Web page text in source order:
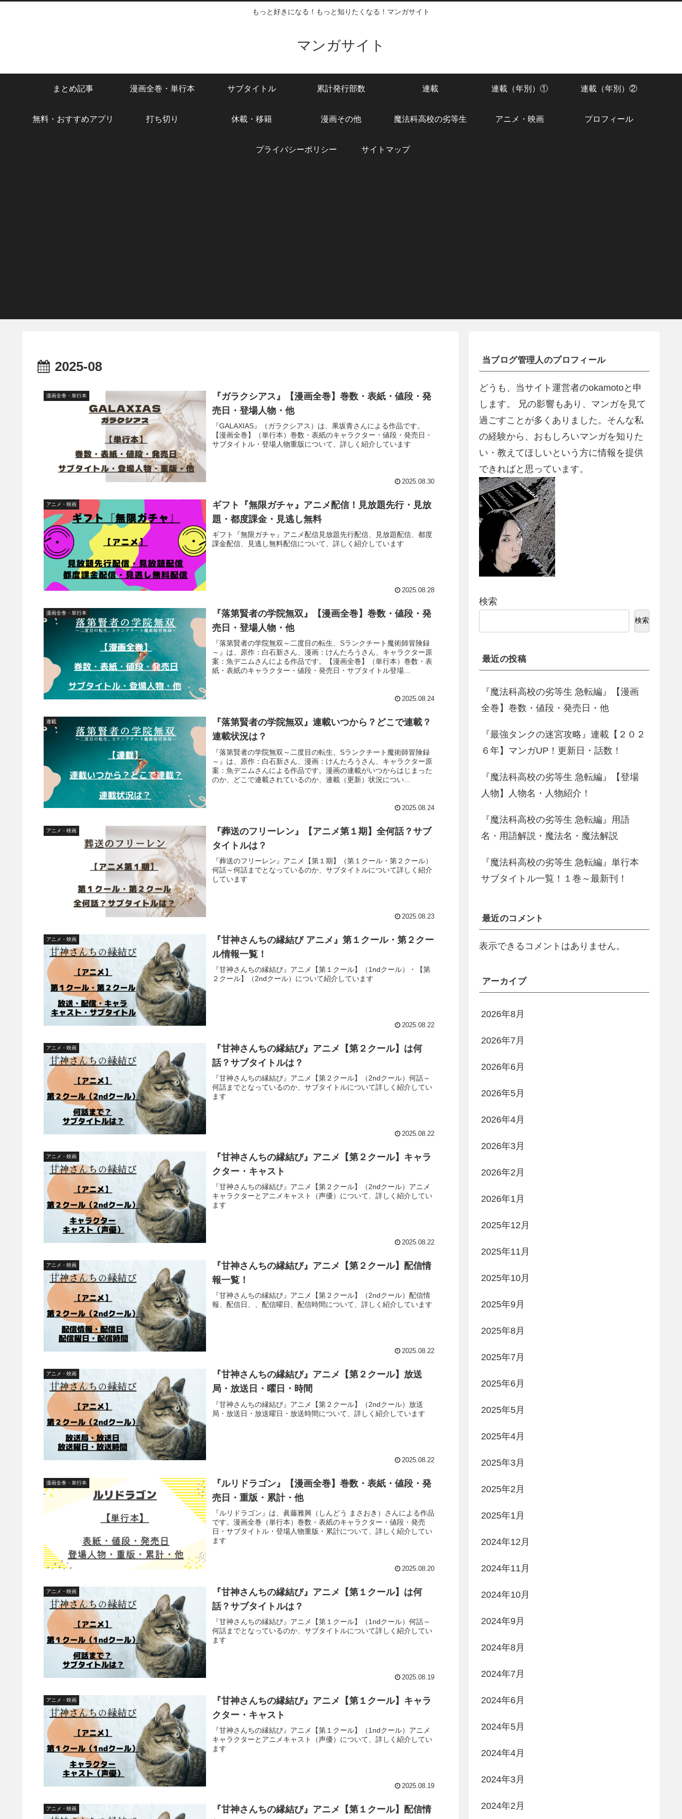
もっと好きになる！もっと知りたくなる！マンガサイト
マンガサイト
まとめ記事 漫画全巻・単行本 サブタイトル 累計発行部数 連載 連載（年別）① 連載（年別）②
無料・おすすめアプリ 打ち切り 休載・移籍 漫画その他 魔法科高校の劣等生 アニメ・映画 プロフィール
プライバシーポリシー サイトマップ
2025-08
漫画全巻・単行本
『ガラクシアス』【漫画全巻】巻数・表紙・値段・発
売日・登場人物・他
『GALAXIAS』（ガラクシアス）は、果坂青さんによる作品です。
【漫画全巻】（単行本）巻数・表紙のキャラクター・値段・発売日・
サブタイトル・登場人物重版について、詳しく紹介しています
2025.08.30
アニメ・映画
ギフト『無限ガチャ』アニメ配信！見放題先行・見放
題・都度課金・見逃し無料
ギフト『無限ガチャ』アニメ配信見放題先行配信、見放題配信、都度
課金配信、見逃し無料配信について、詳しく紹介しています
2025.08.28
漫画全巻・単行本
『落第賢者の学院無双』【漫画全巻】巻数・値段・発
売日・登場人物・他
『落第賢者の学院無双～二度目の転生、Sランクチート魔術師冒険録
～』は、原作：白石新さん、漫画：けんたろうさん、キャラクター原
案：魚デニムさんによる作品です。【漫画全巻】（単行本）巻数・表
紙・表紙のキャラクター・値段・発売日・サブタイトル登場...
2025.08.24
連載
『落第賢者の学院無双』連載いつから？どこで連載？
連載状況は？
『落第賢者の学院無双～二度目の転生、Sランクチート魔術師冒険録
～』は、原作：白石新さん、漫画：けんたろうさん、キャラクター原
案：魚デニムさんによる作品です。漫画の連載がいつからはじまった
のか、どこで連載されているのか、連載（更新）状況につい...
2025.08.24
アニメ・映画
『葬送のフリーレン』【アニメ第１期】全何話？サブ
タイトルは？
『葬送のフリーレン』アニメ【第１期】（第１クール・第２クール）
何話～何話までとなっているのか、サブタイトルについて詳しく紹介
しています
2025.08.23
アニメ・映画
『甘神さんちの縁結び アニメ』第１クール・第２クー
ル情報一覧！
『甘神さんちの縁結び』アニメ【第１クール】（1ndクール）・【第
２クール】（2ndクール）について紹介しています
2025.08.22
アニメ・映画
『甘神さんちの縁結び』アニメ【第２クール】は何
話？サブタイトルは？
『甘神さんちの縁結び』アニメ【第２クール】（2ndクール）何話～
何話までとなっているのか、サブタイトルについて詳しく紹介してい
ます
2025.08.22
アニメ・映画
『甘神さんちの縁結び』アニメ【第２クール】キャラ
クター・キャスト
『甘神さんちの縁結び』アニメ【第２クール】（2ndクール）アニメ
キャラクターとアニメキャスト（声優）について、詳しく紹介してい
ます
2025.08.22
アニメ・映画
『甘神さんちの縁結び』アニメ【第２クール】配信情
報一覧！
『甘神さんちの縁結び』アニメ【第２クール】（2ndクール）配信情
報、配信日、、配信曜日、配信時間について、詳しく紹介しています
2025.08.22
アニメ・映画
『甘神さんちの縁結び』アニメ【第２クール】放送
局・放送日・曜日・時間
『甘神さんちの縁結び』アニメ【第２クール】（2ndクール）放送
局・放送日・放送曜日・放送時間について、詳しく紹介しています
2025.08.22
漫画全巻・単行本
『ルリドラゴン』【漫画全巻】巻数・表紙・値段・発
売日・重版・累計・他
『ルリドラゴン』は、眞藤雅興（しんどう まさおき）さんによる作品
です。漫画全巻（単行本）巻数・表紙のキャラクター・値段・発売
日・サブタイトル・登場人物重版・累計について、詳しく紹介してい
ます
2025.08.20
アニメ・映画
『甘神さんちの縁結び』アニメ【第１クール】は何
話？サブタイトルは？
『甘神さんちの縁結び』アニメ【第１クール】（1ndクール）何話～
何話までとなっているのか、サブタイトルについて詳しく紹介してい
ます
2025.08.19
アニメ・映画
『甘神さんちの縁結び』アニメ【第１クール】キャラ
クター・キャスト
『甘神さんちの縁結び』アニメ【第１クール】（1ndクール）アニメ
キャラクターとアニメキャスト（声優）について、詳しく紹介してい
ます
2025.08.19
アニメ・映画
『甘神さんちの縁結び』アニメ【第１クール】配信情
当ブログ管理人のプロフィール
どうも、当サイト運営者のokamotoと申
します。 兄の影響もあり、マンガを見て
過ごすことが多くありました。そんな私
の経験から、おもしろいマンガを知りた
い・教えてほしいという方に情報を提供
できればと思っています。
検索
検索
最近の投稿
『魔法科高校の劣等生 急転編』【漫画
全巻】巻数・値段・発売日・他
『最強タンクの迷宮攻略』連載【２０２
６年】マンガUP！更新日・話数！
『魔法科高校の劣等生 急転編』【登場
人物】人物名・人物紹介！
『魔法科高校の劣等生 急転編』用語
名・用語解説・魔法名・魔法解説
『魔法科高校の劣等生 急転編』単行本
サブタイトル一覧！１巻～最新刊！
最近のコメント
表示できるコメントはありません。
アーカイブ
2026年8月
2026年7月
2026年6月
2026年5月
2026年4月
2026年3月
2026年2月
2026年1月
2025年12月
2025年11月
2025年10月
2025年9月
2025年8月
2025年7月
2025年6月
2025年5月
2025年4月
2025年3月
2025年2月
2025年1月
2024年12月
2024年11月
2024年10月
2024年9月
2024年8月
2024年7月
2024年6月
2024年5月
2024年4月
2024年3月
2024年2月